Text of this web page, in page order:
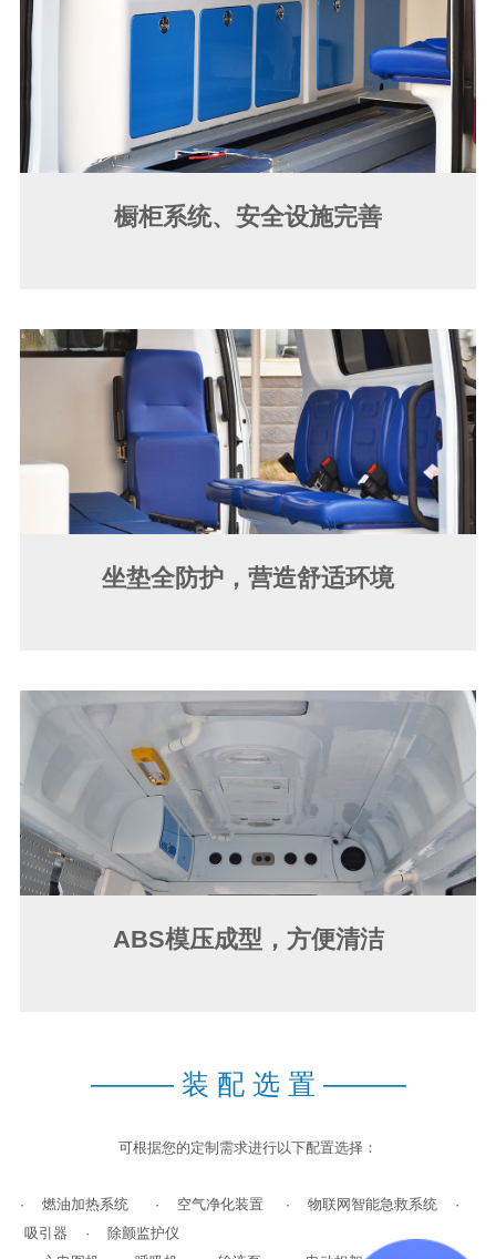
橱柜系统、安全设施完善
坐垫全防护，营造舒适环境
ABS模压成型，方便清洁
——— 装 配 选 置 ———
可根据您的定制需求进行以下配置选择：
· 燃油加热系统 · 空气净化装置 · 物联网智能急救系统 ·
吸引器 · 除颤监护仪